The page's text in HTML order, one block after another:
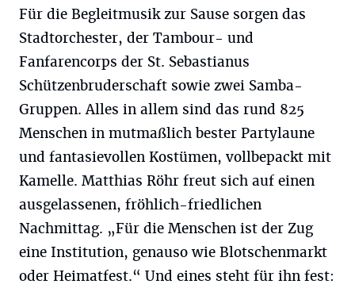
Für die Begleitmusik zur Sause sorgen das
Stadtorchester, der Tambour- und
Fanfarencorps der St. Sebastianus
Schützenbruderschaft sowie zwei Samba-
Gruppen. Alles in allem sind das rund 825
Menschen in mutmaßlich bester Partylaune
und fantasievollen Kostümen, vollbepackt mit
Kamelle. Matthias Röhr freut sich auf einen
ausgelassenen, fröhlich-friedlichen
Nachmittag. „Für die Menschen ist der Zug
eine Institution, genauso wie Blotschenmarkt
oder Heimatfest.“ Und eines steht für ihn fest: